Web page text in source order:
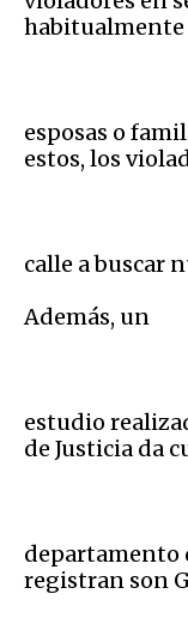
habitualmente
esposas o
estos, los
calle a buscar
Además, un
estudio
de Justicia da
departamento
registran son